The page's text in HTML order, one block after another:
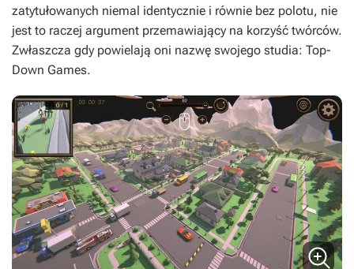
zatytułowanych niemal identycznie i równie bez polotu, nie
jest to raczej argument przemawiający na korzyść twórców.
Zwłaszcza gdy powielają oni nazwę swojego studia: Top-
Down Games.